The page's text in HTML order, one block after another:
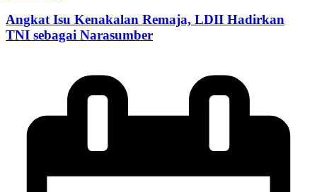
Angkat Isu Kenakalan Remaja, LDII Hadirkan
TNI sebagai Narasumber